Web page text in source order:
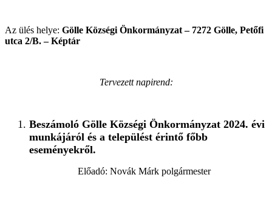
Az ülés helye: Gölle Községi Önkormányzat – 7272 Gölle, Petőfi
utca 2/B. – Képtár
Tervezett napirend:
Beszámoló Gölle Községi Önkormányzat 2024. évi
munkájáról és a települést érintő főbb
eseményekről.
Előadó: Novák Márk polgármester